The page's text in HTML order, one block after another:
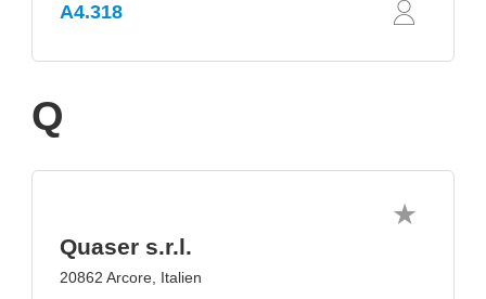
A4.318
Q
Quaser s.r.l.
20862 Arcore, Italien